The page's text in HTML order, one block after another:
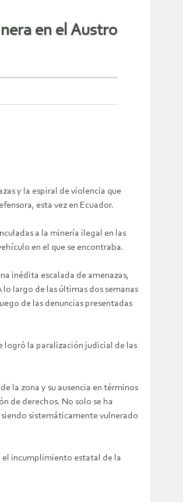
en el Austro
y la espiral de violencia que
esta vez en Ecuador.
a la minería ilegal en las
en el que se encontraba.
inédita escalada de amenazas,
largo de las últimas dos semanas
de las denuncias presentadas
logró la paralización judicial de las
la zona y su ausencia en términos
de derechos. No solo se ha
sistemáticamente vulnerado
el incumplimiento estatal de la